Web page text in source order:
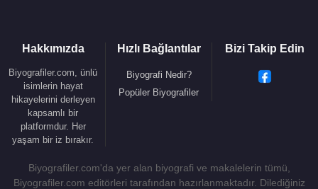
Hakkımızda
Biyografiler.com, ünlü
isimlerin hayat
hikayelerini derleyen
kapsamlı bir
platformdur. Her
yaşam bir iz bırakır.
Hızlı Bağlantılar
Biyografi Nedir?
Popüler Biyografiler
Bizi Takip Edin
Biyografiler.com'da yer alan biyografi ve makalelerin tümü,
Biyografiler.com editörleri tarafından hazırlanmaktadır. Dilediğiniz